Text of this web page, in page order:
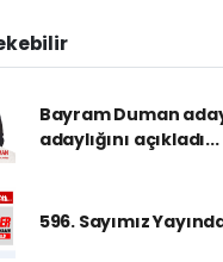
Bayram Duman
adaylığını açıkladı...
596. Sayımız